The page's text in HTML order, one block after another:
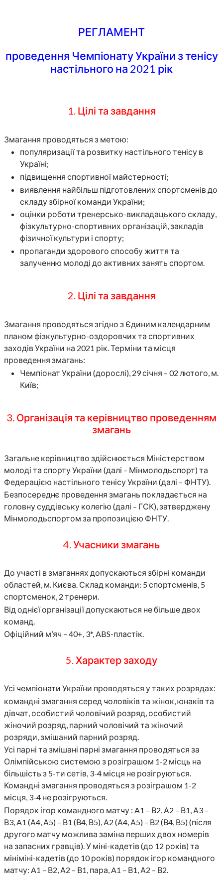
РЕГЛАМЕНТ
проведення Чемпіонату України з тенісу
настільного на 2021 рік
1. Цілі та завдання
Змагання проводяться з метою:
популяризації та розвитку настільного тенісу в
Україні;
підвищення спортивної майстерності;
виявлення найбільш підготовлених спортсменів до
складу збірної команди України;
оцінки роботи тренерсько-викладацького складу,
фізкультурно-спортивних організацій, закладів
фізичної культури і спорту;
пропаганди здорового способу життя та
залученню молоді до активних занять спортом.
2. Цілі та завдання
Змагання проводяться згідно з Єдиним календарним
планом фізкультурно-оздоровчих та спортивних
заходів України на 2021 рік. Терміни та місця
проведення змагань:
Чемпіонат України (дорослі), 29 січня – 02 лютого, м.
Київ;
3. Організація та керівництво проведенням
змагань
Загальне керівництво здійснюється Міністерством
молоді та спорту України (далі – Мінмолодьспорт) та
Федерацією настільного тенісу України (далі – ФНТУ).
Безпосереднє проведення змагань покладається на
головну суддівську колегію (далі – ГСК), затверджену
Мінмолодьспортом за пропозицією ФНТУ.
4. Учасники змагань
До участі в змаганнях допускаються збірні команди
областей, м. Києва. Склад команди: 5 спортсменів, 5
спортсменок, 2 тренери.
Від однієї організації допускаються не більше двох
команд.
Офіційний м’яч – 40+, 3*, ABS-пластік.
5. Характер заходу
Усі чемпіонати України проводяться у таких розрядах:
командні змагання серед чоловіків та жінок, юнаків та
дівчат, особистий чоловічий розряд, особистий
жіночий розряд, парний чоловічий та жіночий
розряди, змішаний парний розряд.
Усі парні та змішані парні змагання проводяться за
Олімпійською системою з розіграшом 1-2 місць на
більшість з 5-ти сетів, 3-4 місця не розігруються.
Командні змагання проводяться з розіграшом 1-2
місця, 3-4 не розігруються.
Порядок ігор командного матчу : A1 – В2, А2 – В1, А3 –
В3, A1 (А4, А5) – В1 (В4, В5), А2 (А4, А5) – В2 (В4, В5) (після
другого матчу можлива заміна перших двох номерів
на запасних гравців). У міні-кадетів (до 12 років) та
мініміні-кадетів (до 10 років) порядок ігор командного
матчу: A1 – В2, А2 – В1, пара, A1 – В1, А2 – В2.